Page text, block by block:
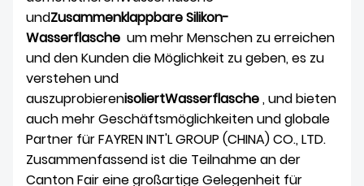
undZusammenklappbare Silikon-
Wasserflasche um mehr Menschen zu erreichen
und den Kunden die Möglichkeit zu geben, es zu
verstehen und
auszuprobierenisoliertWasserflasche, und bieten
auch mehr Geschäftsmöglichkeiten und globale
Partner für FAYREN INT'L GROUP (CHINA) CO., LTD.
Zusammenfassend ist die Teilnahme an der
Canton Fair eine großartige Gelegenheit für